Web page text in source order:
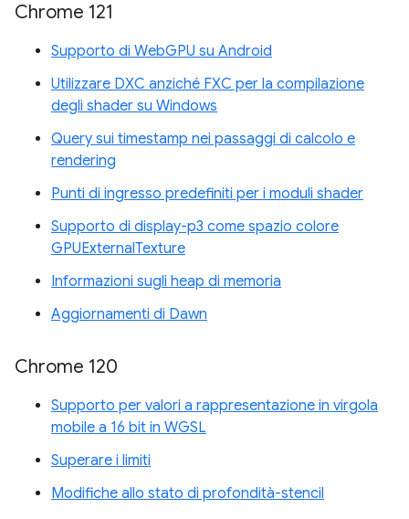
Chrome 121
Supporto di WebGPU su Android
Utilizzare DXC anziché FXC per la compilazione
degli shader su Windows
Query sui timestamp nei passaggi di calcolo e
rendering
Punti di ingresso predefiniti per i moduli shader
Supporto di display-p3 come spazio colore
GPUExternalTexture
Informazioni sugli heap di memoria
Aggiornamenti di Dawn
Chrome 120
Supporto per valori a rappresentazione in virgola
mobile a 16 bit in WGSL
Superare i limiti
Modifiche allo stato di profondità-stencil